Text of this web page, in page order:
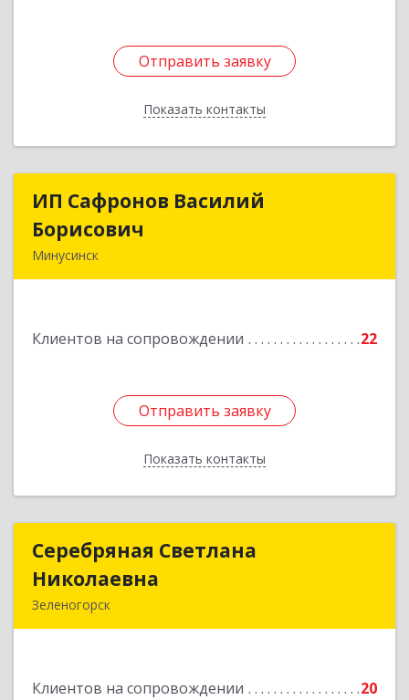
Отправить заявку
Показать контакты
Отправить заявку
Назад
ИП Сафронов Василий
Борисович
Минусинск
Клиентов на сопровождении 22
Отправить заявку
Показать контакты
ИП Сафронов Василий
Подробнее
Отправить заявку
Назад
Серебряная Светлана
Николаевна
Зеленогорск
Клиентов на сопровождении 20
Серебряная Светлана
Подробнее